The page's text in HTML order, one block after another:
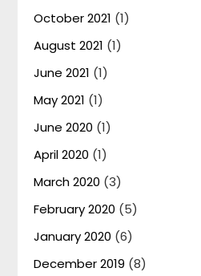
October 2021 (1)
August 2021 (1)
June 2021 (1)
May 2021 (1)
June 2020 (1)
April 2020 (1)
March 2020 (3)
February 2020 (5)
January 2020 (6)
December 2019 (8)